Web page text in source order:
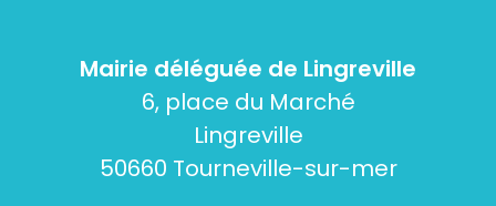
Mairie déléguée de Lingreville
6, place du Marché
Lingreville
50660 Tourneville-sur-mer